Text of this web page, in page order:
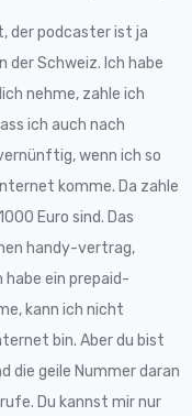
der podcaster ist ja
der Schweiz. Ich habe
nehme, zahle ich
ich auch nach
wenn ich so
komme. Da zahle
Euro sind. Das
handy-vertrag,
habe ein prepaid-
kann ich nicht
bin. Aber du bist
die geile Nummer daran
Du kannst mir nur